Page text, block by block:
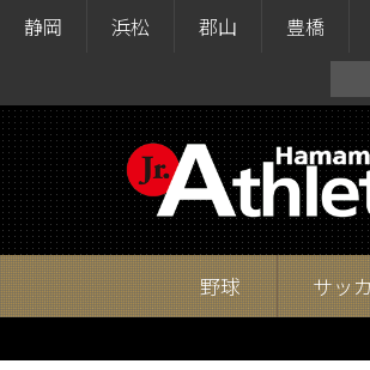
静岡 浜松 郡山 豊橋
野球 サッ